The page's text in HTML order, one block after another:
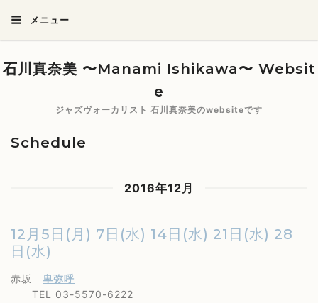
メニュー
石川真奈美 〜Manami Ishikawa〜 Websit
e
ジャズヴォーカリスト 石川真奈美のwebsiteです
Schedule
2016年12月
12月5日(月) 7日(水) 14日(水) 21日(水) 28
日(水)
赤坂 卑弥呼
TEL 03-5570-6222